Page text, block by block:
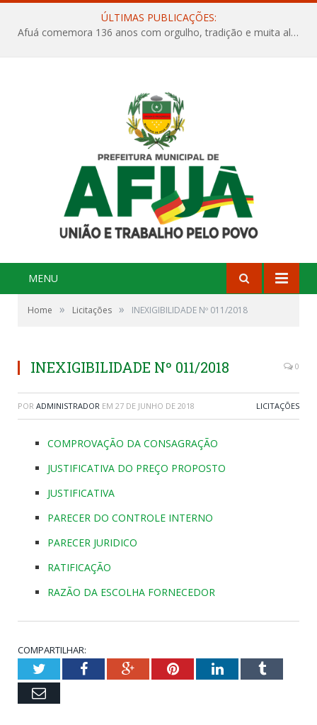
ÚLTIMAS PUBLICAÇÕES:
Afuá comemora 136 anos com orgulho, tradição e muita alegria na Quadra Dr. Nelson Salomão
MENU
Home » Licitações » INEXIGIBILIDADE Nº 011/2018
INEXIGIBILIDADE Nº 011/2018 0
POR ADMINISTRADOR EM 27 DE JUNHO DE 2018 LICITAÇÕES
COMPROVAÇÃO DA CONSAGRAÇÃO
JUSTIFICATIVA DO PREÇO PROPOSTO
JUSTIFICATIVA
PARECER DO CONTROLE INTERNO
PARECER JURIDICO
RATIFICAÇÃO
RAZÃO DA ESCOLHA FORNECEDOR
COMPARTILHAR:
TwitterFacebookGoogle+PinterestLinkedInTumblr
Email